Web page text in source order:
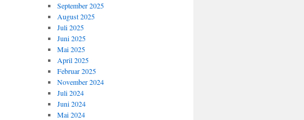
September 2025
August 2025
Juli 2025
Juni 2025
Mai 2025
April 2025
Februar 2025
November 2024
Juli 2024
Juni 2024
Mai 2024